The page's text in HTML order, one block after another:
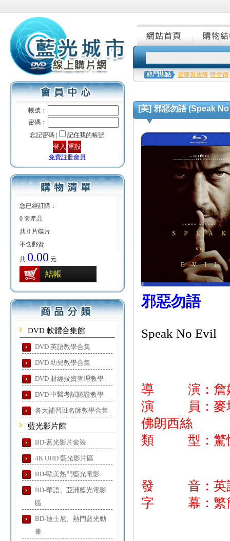
帳號：
密碼：
忘記密碼 |
記住我的帳號
免費註冊會員
您已經訂購：
0 套產品
共 0 片碟片
不含郵資
共 0.00 元
結帳
DVD 軟體合集館
DVD 英語教學合集
DVD 幼兒教學合集
DVD 財經投資管理教學
DVD 中醫考試認證教學
各大補習班名師教學合集
藍光影片館
BD-蓝光影片套装
4K UHD 藍光影片區
BD-歐美熱門藍光電影
BD-華語、亞洲藍光電影
區
BD-迪士尼、熱門藍光動
畫
星際異攻隊 悟空傳
[美] 邪惡勿語 (Speak
邪惡勿語
Speak No Evil
導 演：詹姆
演 員：麥坎
佛朗西絲
類 型：驚
發 音：英
字 幕：繁簡